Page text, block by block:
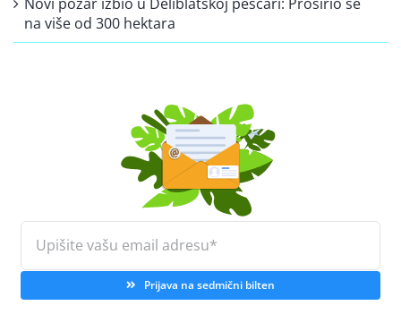
na više od 300 hektara
Prijava na sedmični bilten